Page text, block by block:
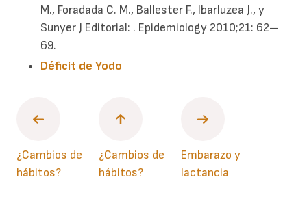
M., Foradada C. M., Ballester F., Ibarluzea J., y
Sunyer J Editorial: . Epidemiology 2010;21: 62–
69.
Déficit de Yodo
¿Cambios de
hábitos?
¿Cambios de
hábitos?
Embarazo y
lactancia